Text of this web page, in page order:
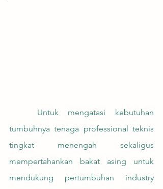
tumbuhnya tenaga professional teknis
tingkat menengah sekaligus
mempertahankan bakat asing untuk
mendukung pertumbuhan industry